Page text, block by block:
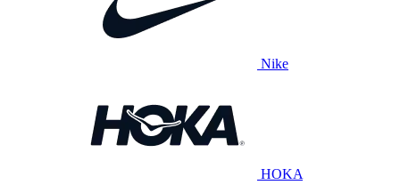
Nike
HOKA